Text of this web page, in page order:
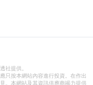
社提供。
只按本網站內容進行投資。在作出
。本網站及其資訊供應商竭力提供